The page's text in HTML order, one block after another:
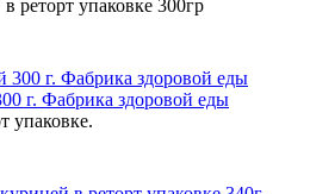
упаковке 300гр
г. Фабрика здоровой еды
упаковке.